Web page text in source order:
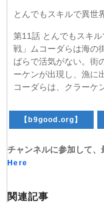
とんでもスキルで異
第11話 とんでもスキ
戦」ムコーダらは海の
ばらで活気がない。街
ーケンが出現し、漁に
コーダらは、クラーケ
【b9good.org】
チャンネルに参加して
Here
関連記事